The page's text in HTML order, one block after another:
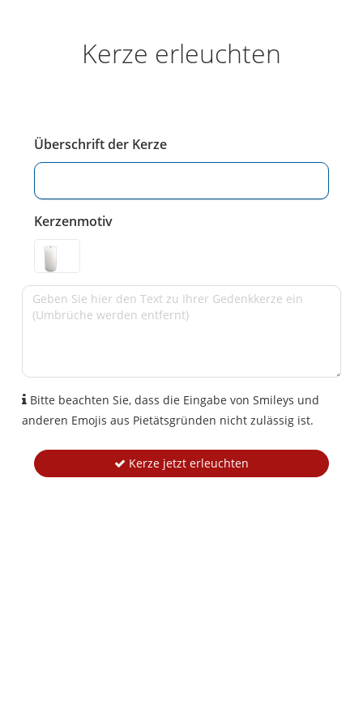
Kerze erleuchten
Überschrift der Kerze
Kerzenmotiv
Bitte beachten Sie, dass die Eingabe von Smileys und
anderen Emojis aus Pietätsgründen nicht zulässig ist.
Kerze jetzt erleuchten